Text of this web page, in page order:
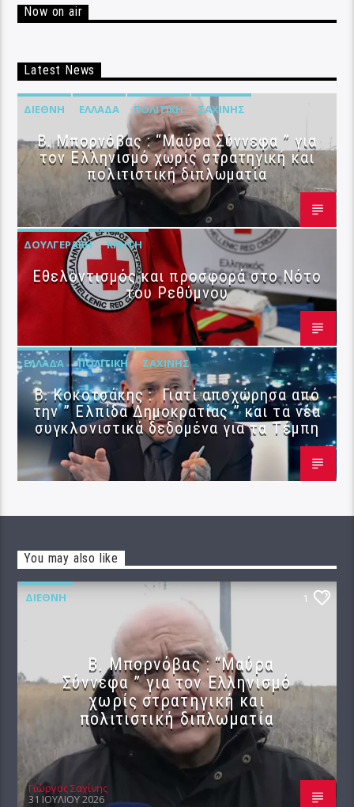
Now on air
Latest News
ΔΙΕΘΝΉ ΕΛΛΆΔΑ ΠΟΛΙΤΙΚΉ ΣΑΧΊΝΗΣ
B. Μπορνόβας : “Μαύρα Σύννεφα ” για
τον Ελληνισμό χωρίς στρατηγική και
πολιτιστική διπλωματία
ΔΟΥΛΓΕΡΆΚΗ ΚΡΉΤΗ
Εθελοντισμός και προσφορά στο Νότο
του Ρεθύμνου
ΕΛΛΆΔΑ ΠΟΛΙΤΙΚΉ ΣΑΧΊΝΗΣ
Β. Κοκοτσάκης : Γιατί αποχώρησα από
την ” Ελπίδα Δημοκρατίας ” και τα νέα
συγκλονιστικά δεδομένα για τα Τέμπη
You may also like
ΔΙΕΘΝΉ 1
B. Μπορνόβας : “Μαύρα
Σύννεφα ” για τον Ελληνισμό
χωρίς στρατηγική και
πολιτιστική διπλωματία
Γιώργος Σαχίνης
31 ΙΟΥΛΊΟΥ 2026